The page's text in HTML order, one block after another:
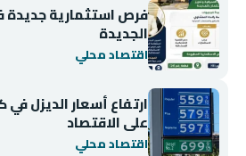
فرص استثمارية جديدة
الجديدة
اقتصاد محلي
ارتفاع أسعار الديزل في
على الاقتصاد
اقتصاد محلي